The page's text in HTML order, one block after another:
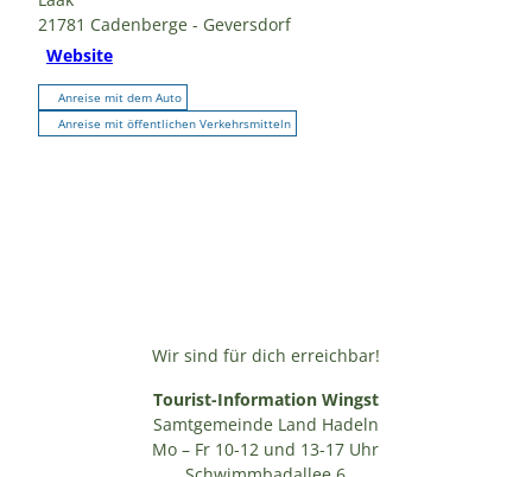
21781 Cadenberge - Geversdorf
Website
Anreise mit dem Auto
Anreise mit öffentlichen Verkehrsmitteln
Wir sind für dich erreichbar!
Tourist-Information Wingst
Samtgemeinde Land Hadeln
Mo – Fr 10-12 und 13-17 Uhr